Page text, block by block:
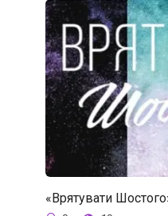
«Врятувати